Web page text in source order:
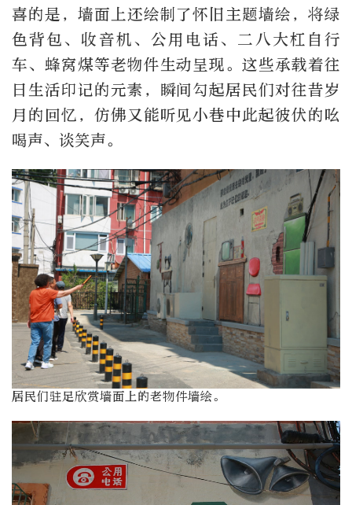
喜的是，墙面上还绘制了怀旧主题墙绘，将绿
色背包、收音机、公用电话、二八大杠自行
车、蜂窝煤等老物件生动呈现。这些承载着往
日生活印记的元素，瞬间勾起居民们对往昔岁
月的回忆，仿佛又能听见小巷中此起彼伏的吆
喝声、谈笑声。
居民们驻足欣赏墙面上的老物件墙绘。